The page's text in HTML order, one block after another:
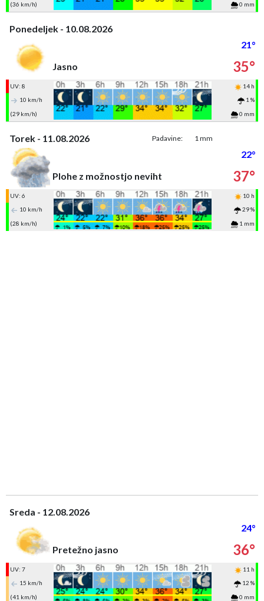
(36 km/h)
0 mm
Ponedeljek - 10.08.2026
21°
Jasno
35°
UV: 8
14 h
10 km/h
1 %
(29 km/h)
0 mm
Torek - 11.08.2026 Padavine: 1 mm
22°
Plohe z možnostjo neviht
37°
UV: 6
10 h
10 km/h
29 %
(28 km/h)
1 mm
Sreda - 12.08.2026
24°
Pretežno jasno
36°
UV: 7
11 h
15 km/h
12 %
(41 km/h)
0 mm